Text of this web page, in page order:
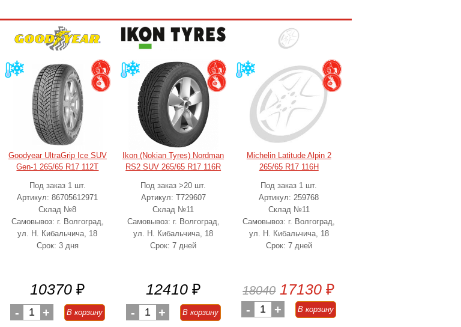
Goodyear UltraGrip Ice SUV
Gen-1 265/65 R17 112T
Под заказ 1 шт.
Артикул: 86705612971
Склад №8
Самовывоз: г. Волгоград,
ул. Н. Кибальчича, 18
Срок: 3 дня
10370 ₽
- 1 + В корзину
Ikon (Nokian Tyres) Nordman
RS2 SUV 265/65 R17 116R
Под заказ >20 шт.
Артикул: T729607
Склад №11
Самовывоз: г. Волгоград,
ул. Н. Кибальчича, 18
Срок: 7 дней
12410 ₽
- 1 + В корзину
Michelin Latitude Alpin 2
265/65 R17 116H
Под заказ 1 шт.
Артикул: 259768
Склад №11
Самовывоз: г. Волгоград,
ул. Н. Кибальчича, 18
Срок: 7 дней
18040 17130 ₽
- 1 + В корзину